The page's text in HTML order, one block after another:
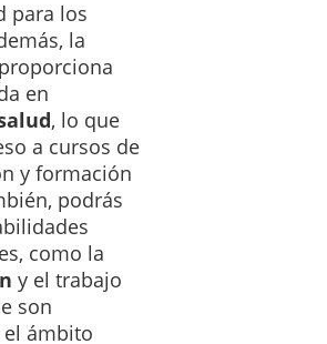
para los
la
en
, lo que
a cursos de
y formación
podrás
como la
y el trabajo
son
el ámbito